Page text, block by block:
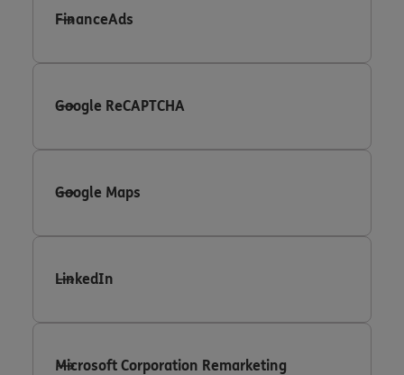
FinanceAds
Google ReCAPTCHA
Google Maps
LinkedIn
Microsoft Corporation Remarketing